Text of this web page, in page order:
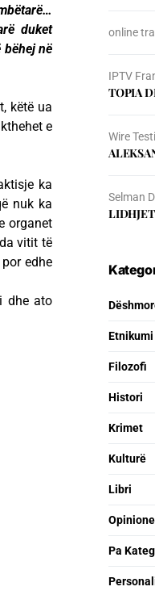
duket
bëhej në
këtë ua
e
ka
nuk ka
organet
vitit të
edhe
dhe ato
online
IPTV
TOPIA
Wire
Selman
Filozofi
Histori
Krimet
Kulturë
Libri
Opinione
Pa